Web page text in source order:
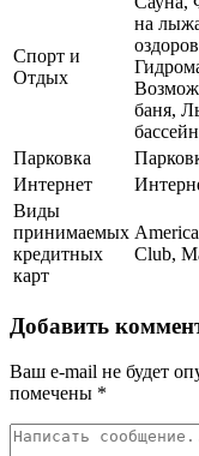
Спорт и
Отдых
на
баня,
бассейн
Парковка
Интернет
Виды
принимаемых
кредитных
карт
Club,
Добавить
Ваш e-mail не будет
помечены *